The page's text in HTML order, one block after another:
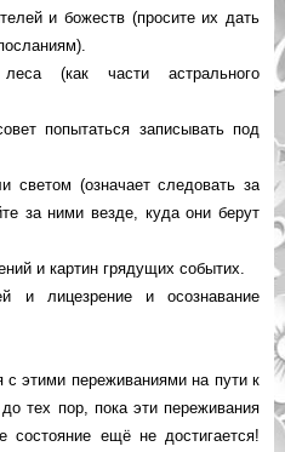
и божеств (просите их дать
(как части астрального
попытаться записывать под
светом (означает следовать за
за ними везде, куда они берут
и картин грядущих событих.
и лицезрение и осознавание
с этими переживаниями на пути к
тех пор, пока эти переживания
состояние ещё не достигается!